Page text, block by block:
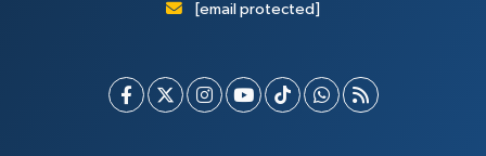
[email protected]